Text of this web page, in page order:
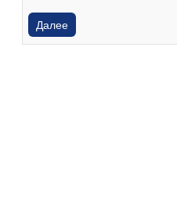
Далее